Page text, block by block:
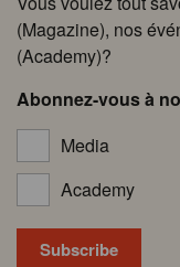
(Magazine), nos
(Academy)?
Abonnez-vous à
Media
Academy